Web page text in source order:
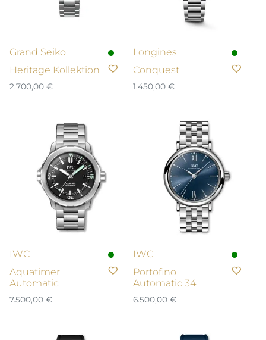
Grand Seiko
Heritage Kollektion
2.700,00 €
Longines
Conquest
1.450,00 €
IWC
Aquatimer
Automatic
7.500,00 €
IWC
Portofino
Automatic 34
6.500,00 €